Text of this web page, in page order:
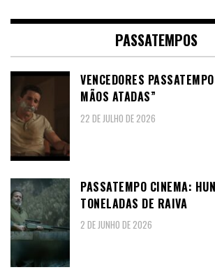
PASSATEMPOS
VENCEDORES
MÃOS ATADAS”
22 DE JULHO DE 2026
PASSATEMPO CINEMA:
TONELADAS DE RAIVA
2 DE JUNHO DE 2026